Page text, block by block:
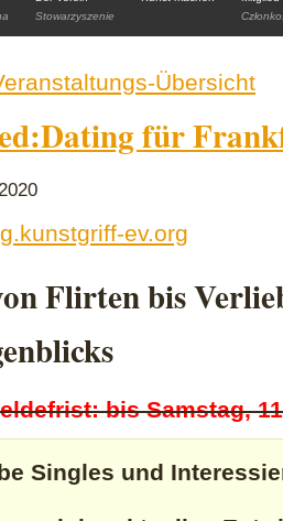
Stowarzyszenie
Übersicht
für
ev.org
Flirten bis
bis Samstag,
Singles und